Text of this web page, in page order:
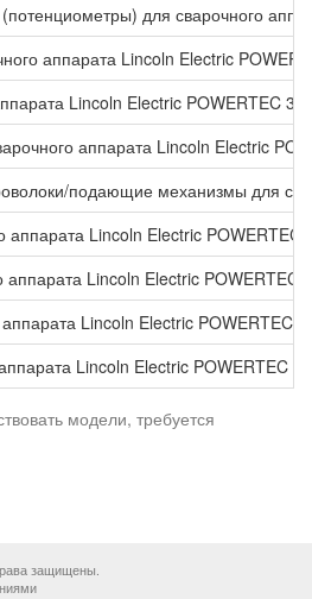
для сварочного
аппарата Lincoln Electric
Lincoln Electric POWERTEC
аппарата Lincoln Electric
подающие механизмы для
аппарата Lincoln Electric POWERTEC
аппарата Lincoln Electric POWERTEC
Lincoln Electric POWERTEC
Lincoln Electric POWERTEC
модели, требуется
защищены.